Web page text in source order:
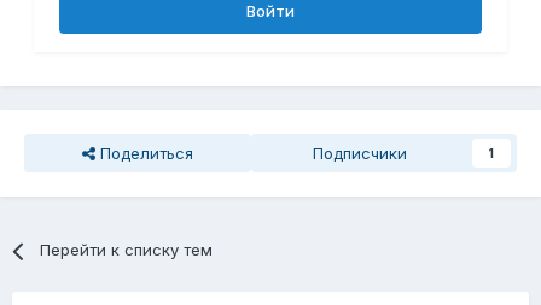
Войти
Поделиться Подписчики 1
Перейти к списку тем